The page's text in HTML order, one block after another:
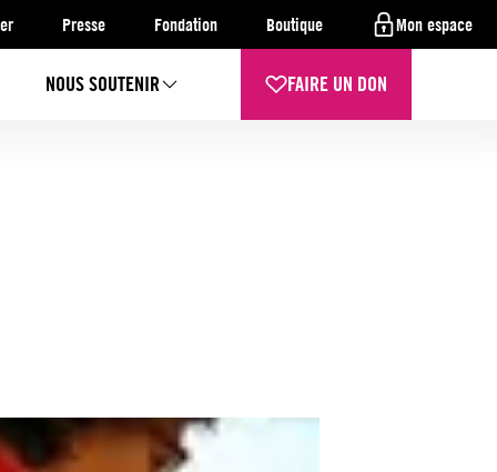
Presse Fondation Boutique Mon espace
NOUS SOUTENIR FAIRE UN DON